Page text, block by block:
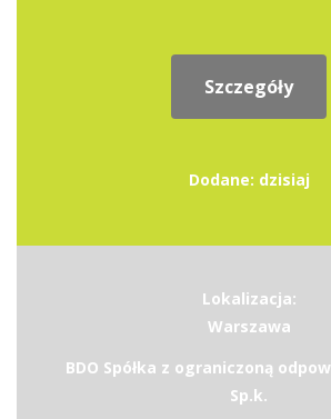
Szczegóły
Dodane: dzisiaj
Lokalizacja:
Warszawa
BDO Spółka z ograniczoną
Sp.k.